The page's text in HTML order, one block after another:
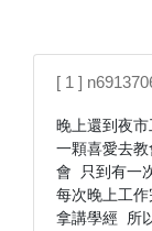
[ 1 ]
晚上還到夜
一顆喜愛去
會 只到有一
每次晚上工
拿講學經 所